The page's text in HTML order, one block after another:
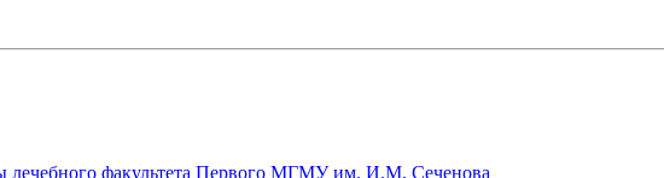
лечебного факультета Первого МГМУ им. И.М. Сеченова